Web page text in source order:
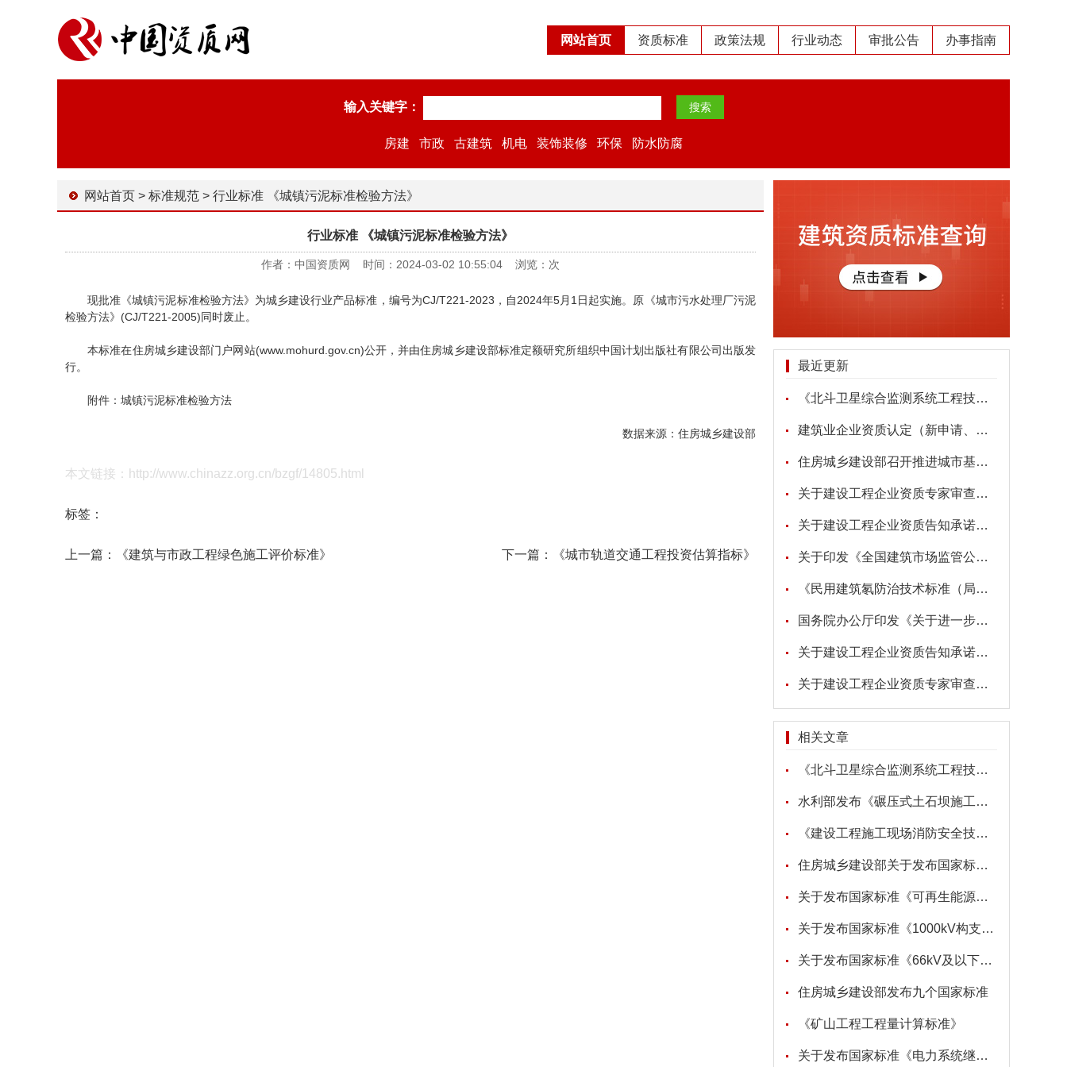
网站首页 资质标准 政策法规 行业动态 审批公告 办事指南
输入关键字：
房建 市政 古建筑 机电 装饰装修 环保 防水防腐
最近更新
《北斗卫星综合监测系统工程技术标准》
建筑业企业资质认定（新申请、增项、升级、重新核定）
住房城乡建设部召开推进城市基础设施生命线安全工程现场会
关于建设工程企业资质专家审查意见的公示
关于建设工程企业资质告知承诺申报情况的公示
关于印发《全国建筑市场监管公共服务平台工程建设项目招标代理机构信息数据标准》的通知
《民用建筑氡防治技术标准（局部修订征求意见稿）》
国务院办公厅印发《关于进一步促进民间投资发展的若干措施》的通知
关于建设工程企业资质告知承诺申报情况的公示
关于建设工程企业资质专家审查意见的公示
相关文章
《北斗卫星综合监测系统工程技术标准》
水利部发布《碾压式土石坝施工规范》等5项水利行业标准
《建设工程施工现场消防安全技术规范》
住房城乡建设部关于发布国家标准《住宅项目规范》的公告
关于发布国家标准《可再生能源建筑应用工程评价标准》局部修订的公告
关于发布国家标准《1000kV构支架施工及验收规范》局部修订的公告
关于发布国家标准《66kV及以下架空电力线路设计规范》局部修订的公告
住房城乡建设部发布九个国家标准
《矿山工程工程量计算标准》
关于发布国家标准《电力系统继电保护及自动化设备柜（屏）工程技术规范》局部修订的公告
网站首页 > 标准规范 > 行业标准 《城镇污泥标准检验方法》
行业标准 《城镇污泥标准检验方法》
作者：中国资质网 时间：2024-03-02 10:55:04 浏览： 次
现批准《城镇污泥标准检验方法》为城乡建设行业产品标准，编号为CJ/T221-2023，自2024年5月1日起实施。原《城市污水处理厂污泥
检验方法》(CJ/T221-2005)同时废止。
本标准在住房城乡建设部门户网站(www.mohurd.gov.cn)公开，并由住房城乡建设部标准定额研究所组织中国计划出版社有限公司出版发
行。
附件： 城镇污泥标准检验方法
数据来源：住房城乡建设部
本文链接：http://www.chinazz.org.cn/bzgf/14805.html
标签：
上一篇： 《建筑与市政工程绿色施工评价标准》 下一篇： 《城市轨道交通工程投资估算指标》